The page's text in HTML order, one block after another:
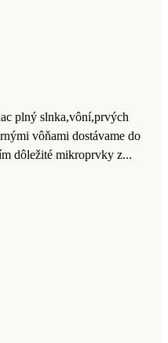
plný slnka,vôní,prvých
vôňami dostávame do
dôležité mikroprvky z...